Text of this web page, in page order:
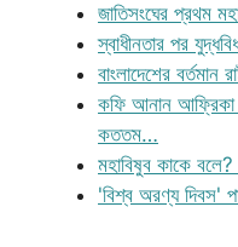
জাতিসংঘের প্রথম
স্বাধীনতার পর
বাংলাদেশের বর্তমান
কফি আনান আফ্রিকা
কততম…
মহাবিষুব কাকে
'বিশ্ব অরণ্য দিবস'